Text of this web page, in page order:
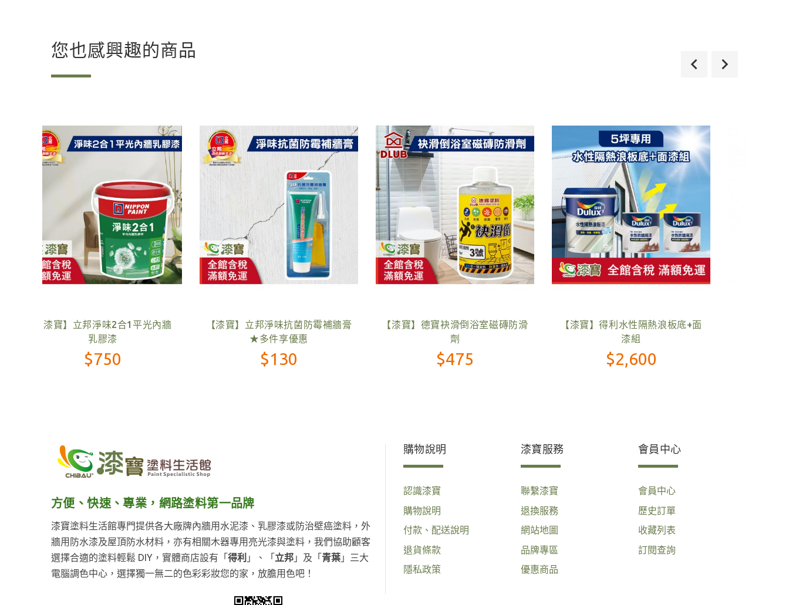
您也感興趣的商品
【漆寶】德寶袂滑倒浴室磁磚防滑
$475
【漆寶】得利水性隔熱浪板底+面
漆組
$2,600
【漆寶】南星油漆去漆劑 【漆寶】正豐開刀
方便、快速、專業，網路塗料第一品牌
漆寶塗料生活館專門提供各大廠牌內牆用水泥漆、乳膠漆或防治壁癌塗料，外
牆用防水漆及屋頂防水材料，亦有相關木器專用亮光漆與塗料，我們協助顧客
選擇合適的塗料輕鬆 DIY，實體商店設有「 得利 」、「 立邦 」及「 青葉 」三大
電腦調色中心，選擇獨一無二的色彩彩妝您的家，放膽用色吧！
購物說明
認識漆寶
購物說明
付款、配送說明
退貨條款
隱私政策
漆寶服務
聯繫漆寶
退換服務
網站地圖
品牌專區
優惠商品
會員中心
會員中心
歷史訂單
收藏列表
訂閱查詢